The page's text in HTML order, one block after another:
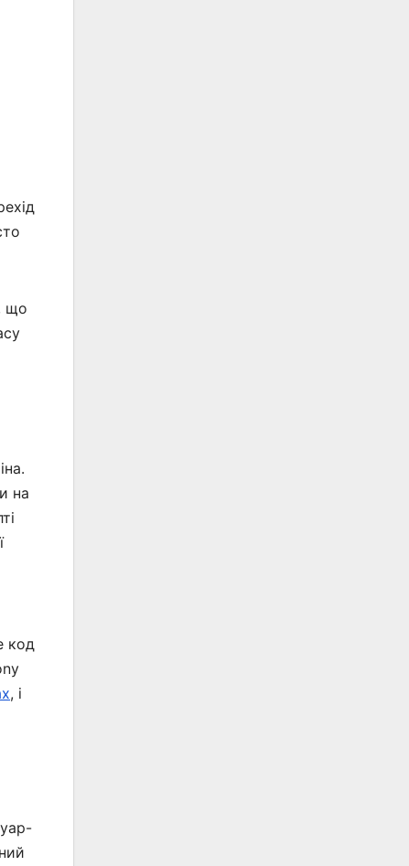
що
на
код
, і